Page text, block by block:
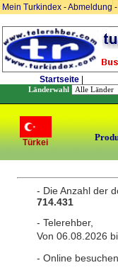
Mein Turkindex -Abmeldung-
Startseite
Länderwahl
Türkei
- Die Anzahl der
714.431
- Telerehber,
Von 06.08.2026
- Online